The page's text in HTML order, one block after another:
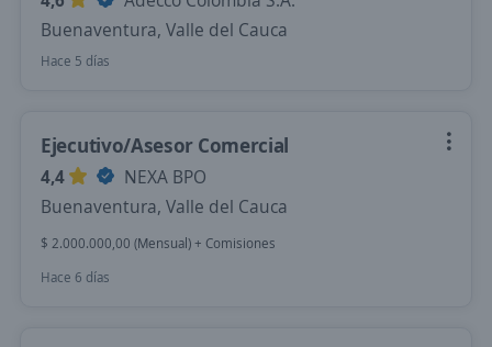
Buenaventura, Valle del Cauca
Hace 5 días
Ejecutivo/Asesor Comercial
4,4
NEXA BPO
Buenaventura, Valle del Cauca
$ 2.000.000,00 (Mensual) + Comisiones
Hace 6 días